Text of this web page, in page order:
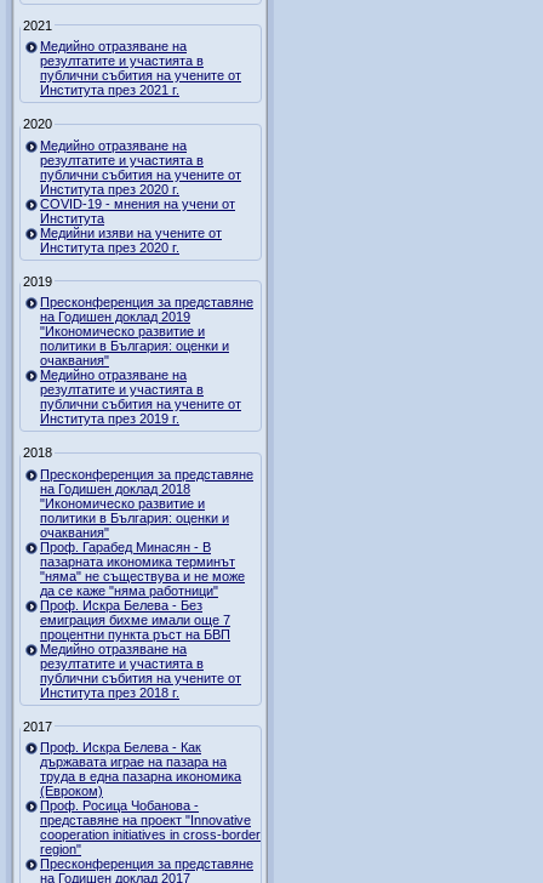
2021
Медийно отразяване на
резултатите и участията в
публични събития на учените от
Института през 2021 г.
2020
Медийно отразяване на
резултатите и участията в
публични събития на учените от
Института през 2020 г.
COVID-19 - мнения на учени от
Института
Медийни изяви на учените от
Института през 2020 г.
2019
Пресконференция за представяне
на Годишен доклад 2019
"Икономическо развитие и
политики в България: оценки и
очаквания"
Медийно отразяване на
резултатите и участията в
публични събития на учените от
Института през 2019 г.
2018
Пресконференция за представяне
на Годишен доклад 2018
"Икономическо развитие и
политики в България: оценки и
очаквания"
Проф. Гарабед Минасян - В
пазарната икономика терминът
"няма" не съществува и не може
да се каже "няма работници"
Проф. Искра Белева - Без
емиграция бихме имали още 7
процентни пункта ръст на БВП
Медийно отразяване на
резултатите и участията в
публични събития на учените от
Института през 2018 г.
2017
Проф. Искра Белева - Как
държавата играе на пазара на
труда в една пазарна икономика
(Евроком)
Проф. Росица Чобанова -
представяне на проект "Innovative
cooperation initiatives in cross-border
region"
Пресконференция за представяне
на Годишен доклад 2017